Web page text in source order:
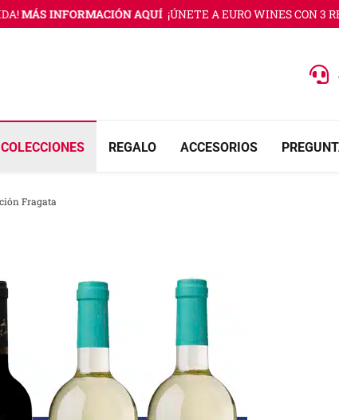
MÁS INFORMACIÓN AQUÍ ¡ÚNETE A EURO WINES CON 3
COLECCIONES REGALO ACCESORIOS
Fragata